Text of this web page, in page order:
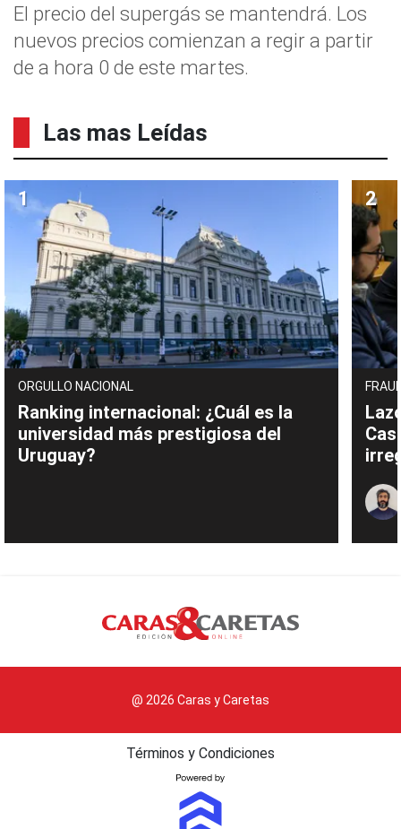
El precio del supergás se mantendrá. Los
nuevos precios comienzan a regir a partir
de a hora 0 de este martes.
Las mas Leídas
ORGULLO NACIONAL
Ranking internacional: ¿Cuál es la
universidad más prestigiosa del
Uruguay?
@ 2026 Caras y Caretas
Términos y Condiciones